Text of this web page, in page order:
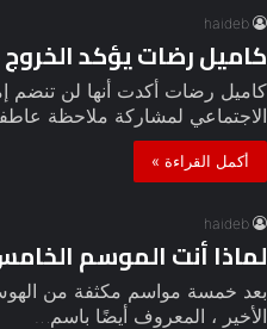
haideb
كاميل رضات يؤكد الخروج
الاجتماعي لمشاركة ملاحظة
أكمل القراءة »
haideb
لماذا أنت الموسم
بعد خمسة مواسم مكثفة من
الأخير ، المعروف أيضًا باسم…